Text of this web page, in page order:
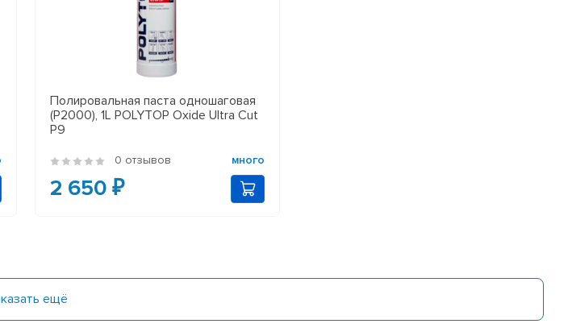
Полировальная паста одношаговая
(P2000), 1L POLYTOP Oxide Ultra Cut
P9
0 отзывов много
2 650 ₽
ещё